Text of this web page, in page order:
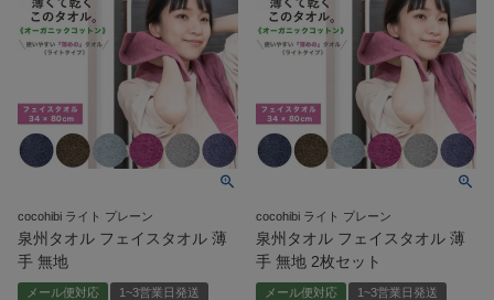
cocohibi ライト プレーン
泉州タオル フェイスタオル 薄
手 無地
メール便対応
1~3営業日発送
cocohibi ライト プレーン
泉州タオル フェイスタオル 薄
手 無地 2枚セット
メール便対応
1~3営業日発送